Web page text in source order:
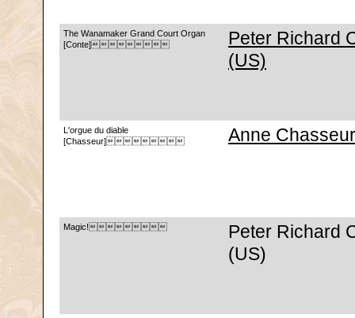
The Wanamaker Grand Court Organ
[Conte]
Peter Richard
(US)
L'orgue du diable
[Chasseur]
Anne Chasseur
Magic!
Peter Richard
(US)